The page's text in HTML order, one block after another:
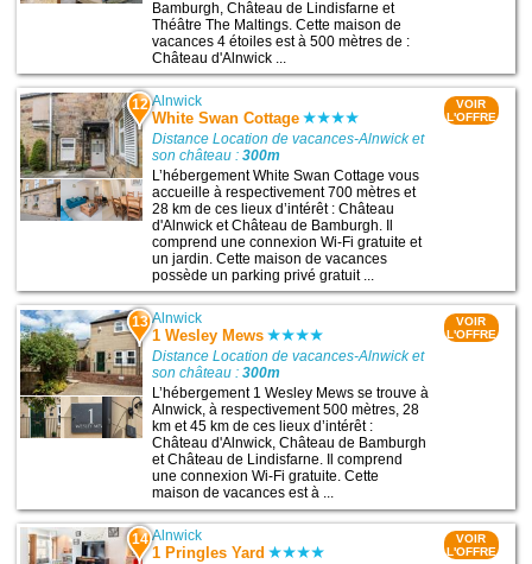
Bamburgh, Château de Lindisfarne et
Théâtre The Maltings. Cette maison de
vacances 4 étoiles est à 500 mètres de :
Château d'Alnwick ...
12 Alnwick
White Swan Cottage
Distance Location de vacances-Alnwick et
son château :300m
L’hébergement White Swan Cottage vous
accueille à respectivement 700 mètres et
28 km de ces lieux d’intérêt : Château
d'Alnwick et Château de Bamburgh. Il
comprend une connexion Wi-Fi gratuite et
un jardin. Cette maison de vacances
possède un parking privé gratuit ...
VOIR
L'OFFRE
13 Alnwick
1 Wesley Mews
Distance Location de vacances-Alnwick et
son château :300m
L’hébergement 1 Wesley Mews se trouve à
Alnwick, à respectivement 500 mètres, 28
km et 45 km de ces lieux d’intérêt :
Château d'Alnwick, Château de Bamburgh
et Château de Lindisfarne. Il comprend
une connexion Wi-Fi gratuite. Cette
maison de vacances est à ...
VOIR
L'OFFRE
14 Alnwick
1 Pringles Yard
VOIR
L'OFFRE